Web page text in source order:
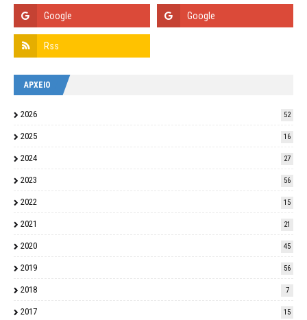
ΑΡΧΕΙΟ
2026 52
2025 16
2024 27
2023 56
2022 15
2021 21
2020 45
2019 56
2018 7
2017 15